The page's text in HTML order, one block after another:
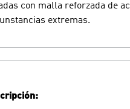
con malla reforzada de
extremas.